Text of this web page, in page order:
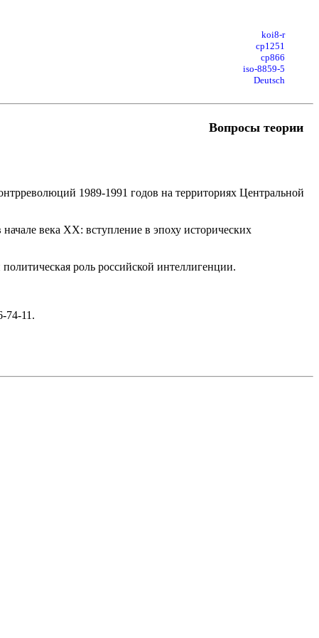
koi8-r
cp1251
cp866
iso-8859-5
Deutsch
Вопросы теории
1989-1991 годов на территориях Центральной
века ХХ: вступление в эпоху исторических
роль российской интеллигенции.
74-11.